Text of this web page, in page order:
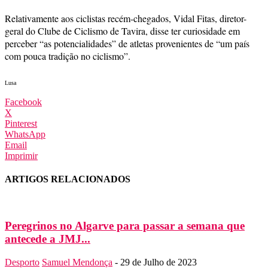
Relativamente aos ciclistas recém-chegados, Vidal Fitas, diretor-
geral do Clube de Ciclismo de Tavira, disse ter curiosidade em
perceber “as potencialidades” de atletas provenientes de “um país
com pouca tradição no ciclismo”.
Lusa
Facebook
X
Pinterest
WhatsApp
Email
Imprimir
ARTIGOS RELACIONADOS
Peregrinos no Algarve para passar a semana que
antecede a JMJ...
Desporto Samuel Mendonça - 29 de Julho de 2023